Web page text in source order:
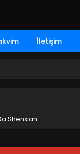
İletişim
Shenxian